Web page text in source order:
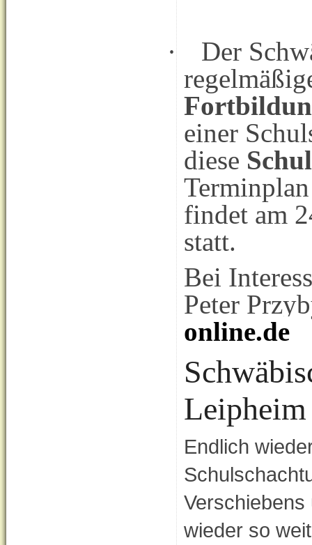
·
Der
einer
diese
findet am
statt.
Bei
Peter
online.de
Leipheim
Endlich
wieder so